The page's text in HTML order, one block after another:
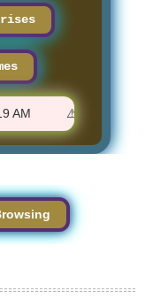
⚠️ M 0.96 - 10 km